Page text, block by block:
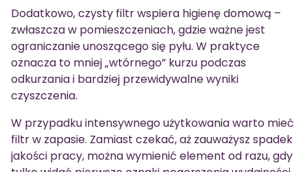
Dodatkowo, czysty filtr wspiera higienę domową –
zwłaszcza w pomieszczeniach, gdzie ważne jest
ograniczanie unoszącego się pyłu. W praktyce
oznacza to mniej „wtórnego” kurzu podczas
odkurzania i bardziej przewidywalne wyniki
czyszczenia.
W przypadku intensywnego użytkowania warto mieć
filtr w zapasie. Zamiast czekać, aż zauważysz spadek
jakości pracy, można wymienić element od razu, gdy